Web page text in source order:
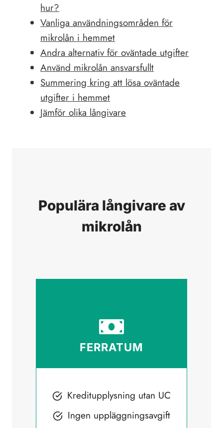
hur?
Vanliga användningsområden för
mikrolån i hemmet
Andra alternativ för oväntade utgifter
Använd mikrolån ansvarsfullt
Summering kring att lösa oväntade
utgifter i hemmet
Jämför olika långivare
Populära långivare av
mikrolån
FERRATUM
Kreditupplysning utan UC
Ingen uppläggningsavgift